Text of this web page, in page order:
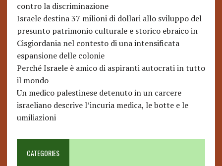
contro la discriminazione
Israele destina 37 milioni di dollari allo sviluppo del
presunto patrimonio culturale e storico ebraico in
Cisgiordania nel contesto di una intensificata
espansione delle colonie
Perché Israele è amico di aspiranti autocrati in tutto
il mondo
Un medico palestinese detenuto in un carcere
israeliano descrive l’incuria medica, le botte e le
umiliazioni
CATEGORIES